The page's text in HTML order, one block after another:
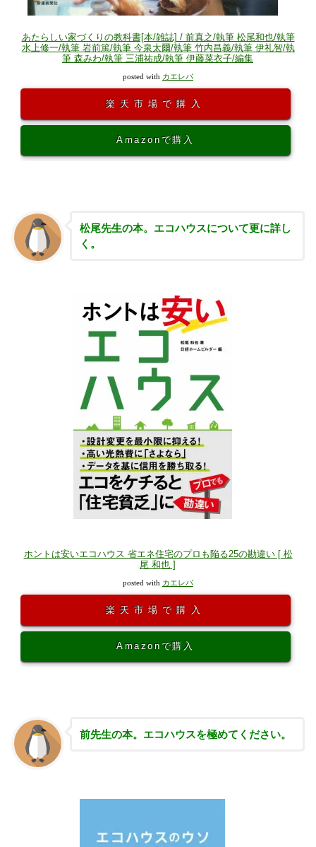
あたらしい家づくりの教科書[本/雑誌] / 前真之/執筆 松尾和也/執筆
水上修一/執筆 岩前篤/執筆 今泉太爾/執筆 竹内昌義/執筆 伊礼智/執
筆 森みわ/執筆 三浦祐成/執筆 伊藤菜衣子/編集
posted with カエレバ
楽天市場で購入
Amazonで購入
松尾先生の本。エコハウスについて更に詳し
く。
ホントは安いエコハウス 省エネ住宅のプロも陥る25の勘違い [ 松
尾 和也 ]
posted with カエレバ
楽天市場で購入
Amazonで購入
前先生の本。エコハウスを極めてください。